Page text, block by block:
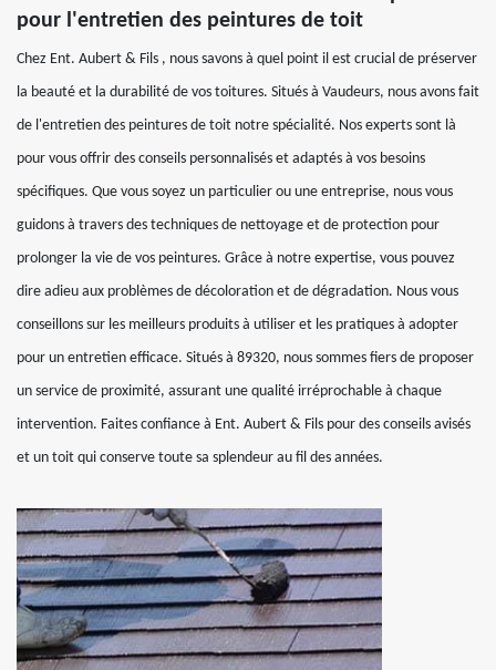
pour l'entretien des peintures de toit
Chez Ent. Aubert & Fils , nous savons à quel point il est crucial de préserver
la beauté et la durabilité de vos toitures. Situés à Vaudeurs, nous avons fait
de l'entretien des peintures de toit notre spécialité. Nos experts sont là
pour vous offrir des conseils personnalisés et adaptés à vos besoins
spécifiques. Que vous soyez un particulier ou une entreprise, nous vous
guidons à travers des techniques de nettoyage et de protection pour
prolonger la vie de vos peintures. Grâce à notre expertise, vous pouvez
dire adieu aux problèmes de décoloration et de dégradation. Nous vous
conseillons sur les meilleurs produits à utiliser et les pratiques à adopter
pour un entretien efficace. Situés à 89320, nous sommes fiers de proposer
un service de proximité, assurant une qualité irréprochable à chaque
intervention. Faites confiance à Ent. Aubert & Fils pour des conseils avisés
et un toit qui conserve toute sa splendeur au fil des années.